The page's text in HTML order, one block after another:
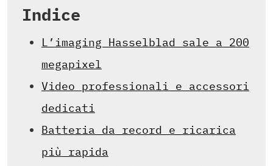
Indice
L’imaging Hasselblad sale a 200
megapixel
Video professionali e accessori
dedicati
Batteria da record e ricarica
più rapida